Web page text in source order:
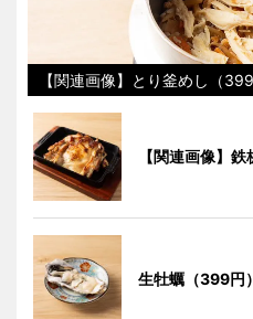
【関連画像】とり釜めし（399
【関連画像】
生牡蠣（399円）